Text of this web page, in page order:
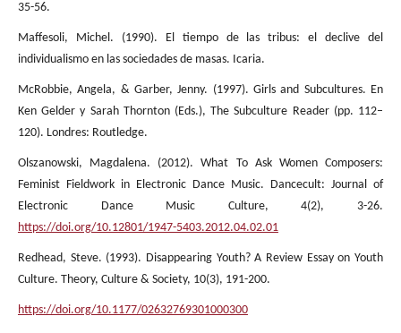
35-56.
Maffesoli, Michel. (1990). El tiempo de las tribus: el declive del
individualismo en las sociedades de masas. Icaria.
McRobbie, Angela, & Garber, Jenny. (1997). Girls and Subcultures. En
Ken Gelder y Sarah Thornton (Eds.), The Subculture Reader (pp. 112–
120). Londres: Routledge.
Olszanowski, Magdalena. (2012). What To Ask Women Composers:
Feminist Fieldwork in Electronic Dance Music. Dancecult: Journal of
Electronic Dance Music Culture, 4(2), 3-26.
https://doi.org/10.12801/1947-5403.2012.04.02.01
Redhead, Steve. (1993). Disappearing Youth? A Review Essay on Youth
Culture. Theory, Culture & Society, 10(3), 191-200.
https://doi.org/10.1177/02632769301000300